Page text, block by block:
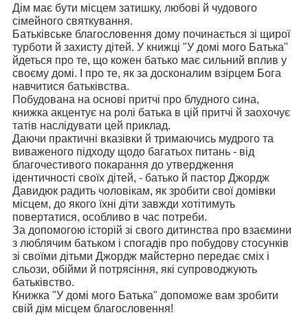
Дім має бути місцем затишку, любові й чудового
сімейного святкування.
Батьківське благословення дому починається зі щирої
турботи й захисту дітей. У книжці "У домі мого Батька"
йдеться про те, що кожен батько має сильний вплив у
своєму домі. І про те, як за досконалим взірцем Бога
навчитися батьківства.
Побудована на основі притчі про блудного сина,
книжка акцентує на ролі батька в цій притчі й заохочує
татів наслідувати цей приклад.
Даючи практичні вказівки й тримаючись мудрого та
виваженого підходу щодо багатьох питань - від
благочестивого покарання до утвердження
ідентичності своїх дітей, - батько й пастор Джордж
Давидюк радить чоловікам, як зробити свої домівки
місцем, до якого їхні діти завжди хотітимуть
повертатися, особливо в час потреби.
За допомогою історій зі свого дитинства про взаємини
з люблячим батьком і спогадів про побудову стосунків
зі своїми дітьми Джордж майстерно передає сміх і
сльози, обійми й потрясіння, які супроводжують
батьківство.
Книжка "У домі мого Батька" допоможе вам зробити
свій дім місцем благословення!